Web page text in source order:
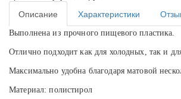
Описание
Характеристики
Выполнена из прочного пищевого пластика.
Отлично подходит как для холодных, так и
Максимально удобна благодаря матовой
Материал: полистирол